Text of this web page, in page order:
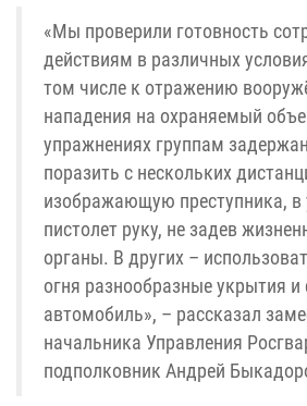
«Мы проверили готовность
действиям в различных
том числе к отражению
нападения на охраняемый
упражнениях группам
поразить с нескольких
изображающую преступника,
пистолет руку, не задев
органы. В других –
огня разнообразные укрытия
автомобиль», – рассказал
начальника Управления
подполковник Андрей